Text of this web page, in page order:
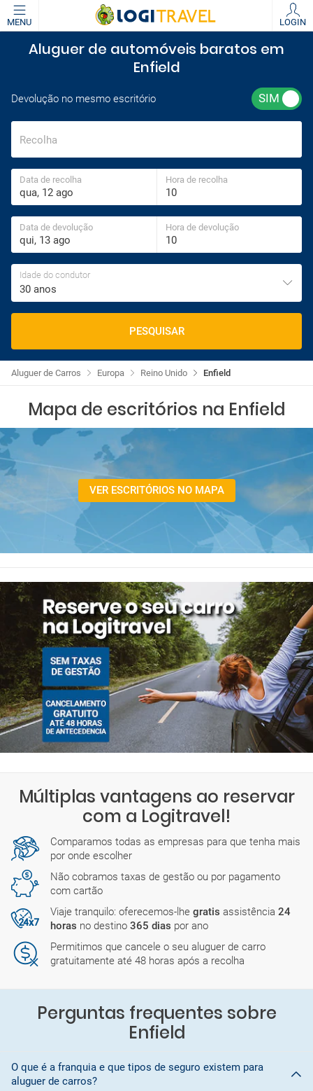
MENU LOGIN
Aluguer de automóveis baratos em
Enfield
Devolução no mesmo escritório
Recolha
Data de recolha Hora de recolha
Data de devolução Hora de devolução
Idade do condutor
30 anos
PESQUISAR
Enfield
Reino Unido
Europa
Aluguer de Carros
Mapa de escritórios na Enfield
VER ESCRITÓRIOS NO MAPA
Múltiplas vantagens ao reservar
com a Logitravel!
Comparamos todas as empresas para que tenha mais
por onde escolher
Não cobramos taxas de gestão ou por pagamento
com cartão
Viaje tranquilo: oferecemos-lhe gratis assistência 24
horas no destino 365 dias por ano
Permitimos que cancele o seu aluguer de carro
gratuitamente até 48 horas após a recolha
Perguntas frequentes sobre
Enfield
O que é a franquia e que tipos de seguro existem para
aluguer de carros?